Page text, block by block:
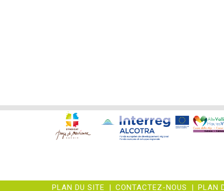
PLAN DU SITE | CONTACTEZ-NOUS | PLAN